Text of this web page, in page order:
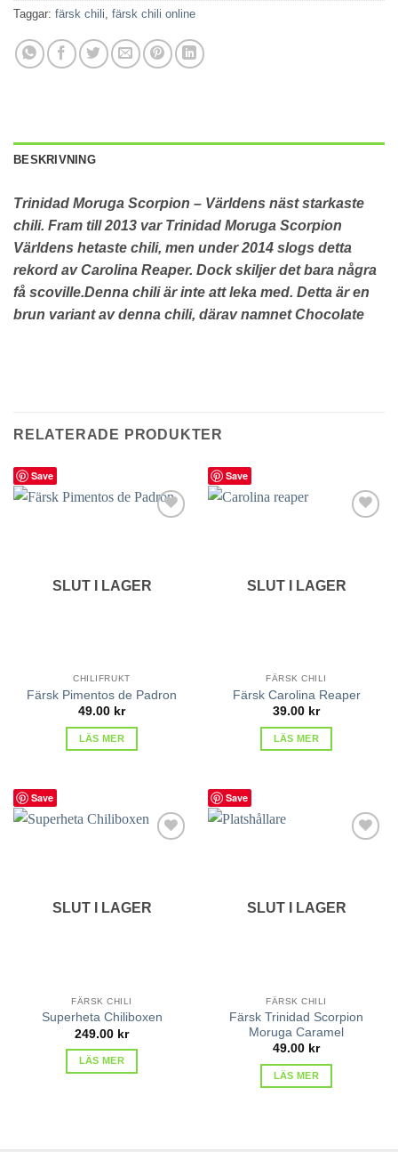
Taggar: färsk chili, färsk chili online
BESKRIVNING
Trinidad Moruga Scorpion – Världens näst starkaste
chili. Fram till 2013 var Trinidad Moruga Scorpion
Världens hetaste chili, men under 2014 slogs detta
rekord av Carolina Reaper. Dock skiljer det bara några
få scoville.Denna chili är inte att leka med. Detta är en
brun variant av denna chili, därav namnet Chocolate
RELATERADE PRODUKTER
Save
SLUT I LAGER
CHILIFRUKT
Färsk Pimentos de Padron
49.00 kr
LÄS MER
Save
SLUT I LAGER
FÄRSK CHILI
Färsk Carolina Reaper
39.00 kr
LÄS MER
Save
SLUT I LAGER
FÄRSK CHILI
Superheta Chiliboxen
249.00 kr
LÄS MER
Save
SLUT I LAGER
FÄRSK CHILI
Färsk Trinidad Scorpion
Moruga Caramel
49.00 kr
LÄS MER